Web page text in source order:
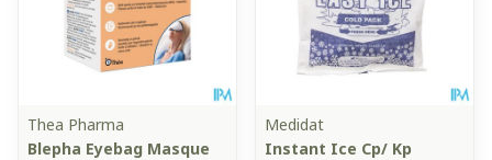
Thea Pharma
Blepha Eyebag Masque
Medidat
Instant Ice Cp/ Kp